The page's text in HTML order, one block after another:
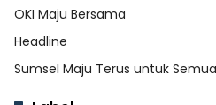
OKI Maju Bersama
Headline
Sumsel Maju Terus untuk Semua